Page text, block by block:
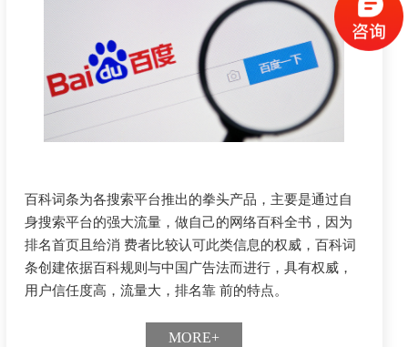
百科词条为各搜索平台推出的拳头产品，主要是通过自
身搜索平台的强大流量，做自己的网络百科全书，因为
排名首页且给消 费者比较认可此类信息的权威，百科词
条创建依据百科规则与中国广告法而进行，具有权威，
用户信任度高，流量大，排名靠 前的特点。
MORE+